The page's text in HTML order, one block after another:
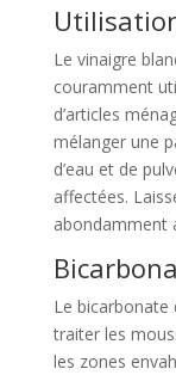
Le vinaigre
couramment
d’articles
mélanger une
d’eau et de
affectées.
abondamment
Le bicarbonate
traiter les
les zones